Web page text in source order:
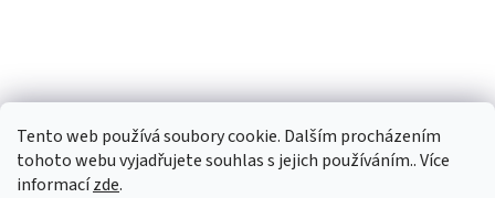
Tento web používá soubory cookie. Dalším procházením
tohoto webu vyjadřujete souhlas s jejich používáním.. Více
informacízde.